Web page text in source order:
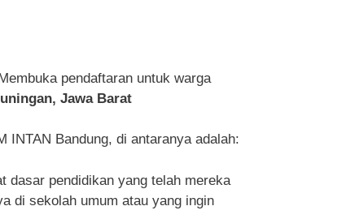
pendaftaran untuk warga
Jawa Barat
INTAN Bandung, di antaranya adalah:
dasar pendidikan yang telah mereka
di sekolah umum atau yang ingin